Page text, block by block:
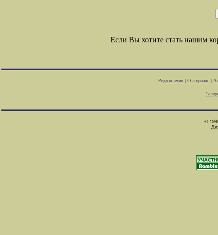
Если Вы хотите стать нашим
Редколлегия| О журнале|
©